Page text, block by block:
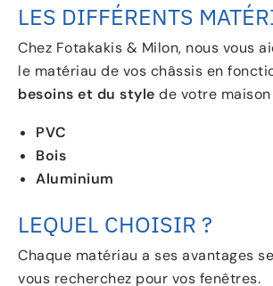
LES DIFFÉRENTS
Chez Fotakakis & Milon, nous vous
le matériau de vos châssis en
besoins et du style de votre maison
PVC
Bois
Aluminium
LEQUEL CHOISIR ?
Chaque matériau a ses avantages
vous recherchez pour vos fenêtres.